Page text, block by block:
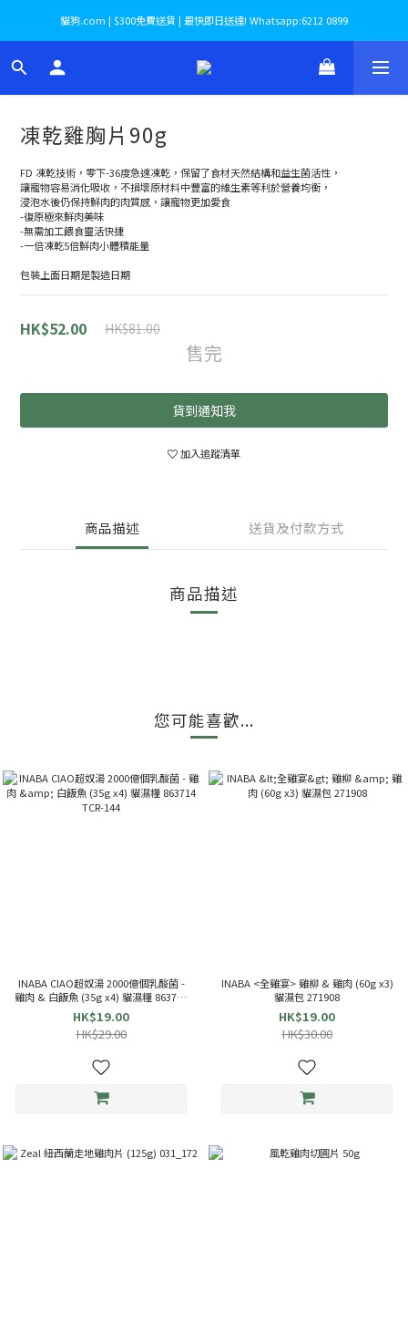
貓狗.com | $300免費送貨 | 最快即日送達! Whatsapp:6212 0899
凍乾雞胸片90g
FD 凍乾技術，零下-36度急速凍乾，保留了食材天然結構和益生菌活性，
讓寵物容易消化吸收，不損壞原材料中豐富的維生素等利於營養均衡，
浸泡水後仍保持鮮肉的肉質感，讓寵物更加愛食
-復原極來鮮肉美味
-無需加工餵食靈活快捷
-一倍凍乾5倍鮮肉小體積能量
包裝上面日期是製造日期
HK$52.00 HK$81.00
售完
貨到通知我
加入追蹤清單
商品描述 送貨及付款方式
商品描述
您可能喜歡...
INABA CIAO超奴湯 2000億個乳酸菌 -
雞肉 & 白飯魚 (35g x4) 貓濕糧 863714
TCR-144
HK$19.00
HK$29.00
INABA <全雞宴> 雞柳 & 雞肉 (60g x3)
貓濕包 271908
HK$19.00
HK$30.00